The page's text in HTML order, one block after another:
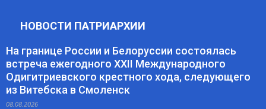
НОВОСТИ ПАТРИАРХИИ
На границе России и Белоруссии состоялась
встреча ежегодного XXII Международного
Одигитриевского крестного хода, следующего
из Витебска в Смоленск
08.08.2026